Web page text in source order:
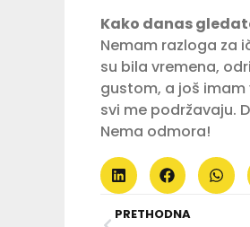
Kako danas
Nemam razloga za
su bila vremena,
gustom, a još
svi me podržavaju.
Nema odmora!
PRETHODNA